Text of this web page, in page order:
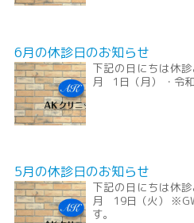
6月の休診日のお知らせ
下記の日にちは休
月 1日（月） ・令
5月の休診日のお知らせ
下記の日にちは休
月 19日（火）
す。